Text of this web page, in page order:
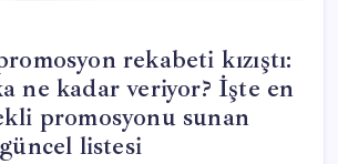
rekabeti kızıştı:
ne kadar veriyor? İşte en
promosyonu sunan
listesi